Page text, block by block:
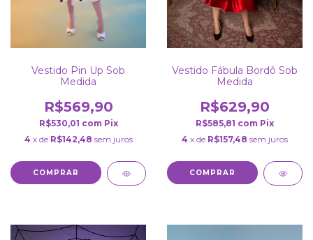
Vestido Pin Up Sob
Medida
R$569,90
R$530,01 com Pix
4 x de R$142,48 sem juros
COMPRAR
Vestido Fábula Bordô Sob
Medida
R$629,90
R$585,81 com Pix
4 x de R$157,48 sem juros
COMPRAR